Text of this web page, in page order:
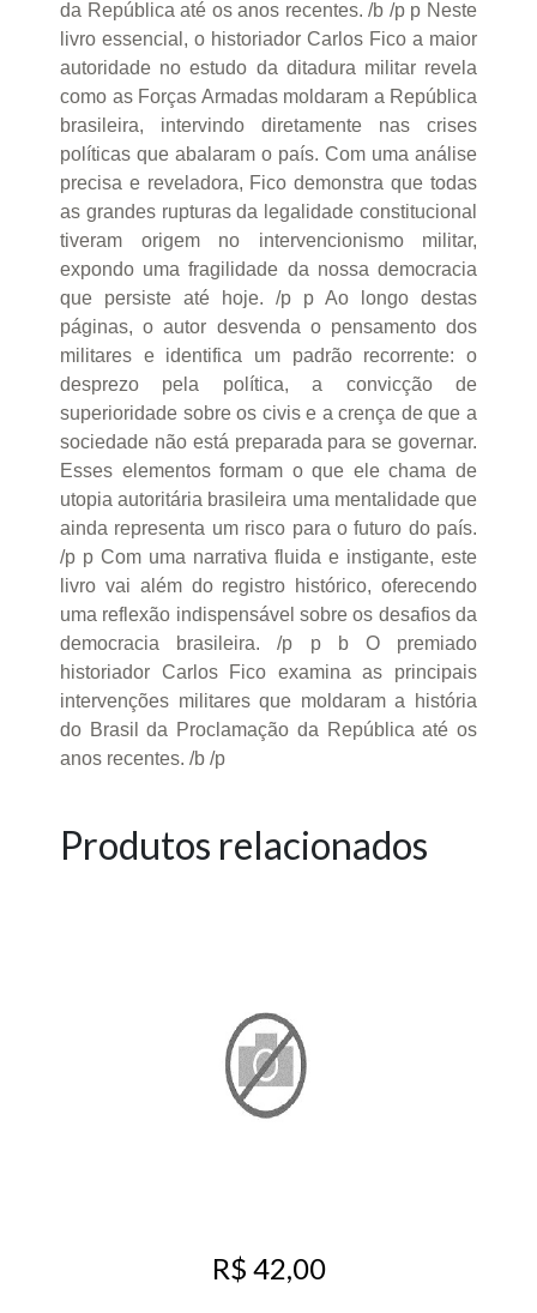
da República até os anos recentes. /b /p p Neste
livro essencial, o historiador Carlos Fico a maior
autoridade no estudo da ditadura militar revela
como as Forças Armadas moldaram a República
brasileira, intervindo diretamente nas crises
políticas que abalaram o país. Com uma análise
precisa e reveladora, Fico demonstra que todas
as grandes rupturas da legalidade constitucional
tiveram origem no intervencionismo militar,
expondo uma fragilidade da nossa democracia
que persiste até hoje. /p p Ao longo destas
páginas, o autor desvenda o pensamento dos
militares e identifica um padrão recorrente: o
desprezo pela política, a convicção de
superioridade sobre os civis e a crença de que a
sociedade não está preparada para se governar.
Esses elementos formam o que ele chama de
utopia autoritária brasileira uma mentalidade que
ainda representa um risco para o futuro do país.
/p p Com uma narrativa fluida e instigante, este
livro vai além do registro histórico, oferecendo
uma reflexão indispensável sobre os desafios da
democracia brasileira. /p p b O premiado
historiador Carlos Fico examina as principais
intervenções militares que moldaram a história
do Brasil da Proclamação da República até os
anos recentes. /b /p
Produtos relacionados
R$ 42,00